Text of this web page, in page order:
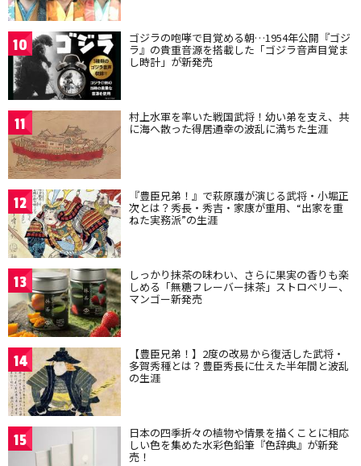
10 ゴジラの咆哮で目覚める朝…1954年公開『ゴジ
ラ』の貴重音源を搭載した「ゴジラ音声目覚ま
し時計」が新発売
11 村上水軍を率いた戦国武将！幼い弟を支え、共
に海へ散った得居通幸の波乱に満ちた生涯
12 『豊臣兄弟！』で萩原護が演じる武将・小堀正
次とは？秀長・秀吉・家康が重用、“出家を重
ねた実務派”の生涯
13 しっかり抹茶の味わい、さらに果実の香りも楽
しめる「無糖フレーバー抹茶」ストロベリー、
マンゴー新発売
14 【豊臣兄弟！】2度の改易から復活した武将・
多賀秀種とは？豊臣秀長に仕えた半年間と波乱
の生涯
15 日本の四季折々の植物や情景を描くことに相応
しい色を集めた水彩色鉛筆『色辞典』が新発
売！